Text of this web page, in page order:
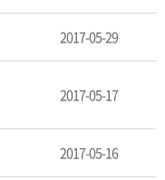
2017-05-29
2017-05-17
2017-05-16